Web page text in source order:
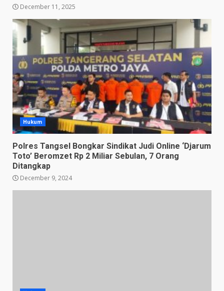
December 11, 2025
Hukum
Polres Tangsel Bongkar Sindikat Judi Online ‘Djarum
Toto’ Beromzet Rp 2 Miliar Sebulan, 7 Orang
Ditangkap
December 9, 2024